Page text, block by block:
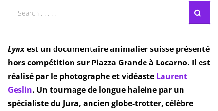
Lynxest un documentaire animalier suisse présenté
hors compétition sur Piazza Grande à Locarno. Il est
réalisé par le photographe et vidéaste Laurent
Geslin. Un tournage de longue haleine par un
spécialiste du Jura, ancien globe-trotter, célèbre